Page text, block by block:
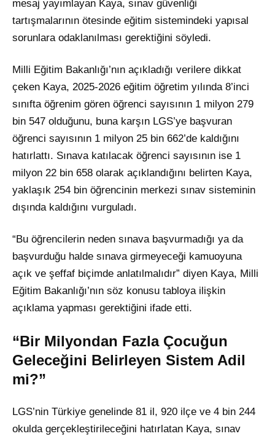
mesaj yayımlayan Kaya, sınav güvenliği
tartışmalarının ötesinde eğitim sistemindeki yapısal
sorunlara odaklanılması gerektiğini söyledi.
Milli Eğitim Bakanlığı’nın açıkladığı verilere dikkat
çeken Kaya, 2025-2026 eğitim öğretim yılında 8’inci
sınıfta öğrenim gören öğrenci sayısının 1 milyon 279
bin 547 olduğunu, buna karşın LGS’ye başvuran
öğrenci sayısının 1 milyon 25 bin 662’de kaldığını
hatırlattı. Sınava katılacak öğrenci sayısının ise 1
milyon 22 bin 658 olarak açıklandığını belirten Kaya,
yaklaşık 254 bin öğrencinin merkezi sınav sisteminin
dışında kaldığını vurguladı.
“Bu öğrencilerin neden sınava başvurmadığı ya da
başvurduğu halde sınava girmeyeceği kamuoyuna
açık ve şeffaf biçimde anlatılmalıdır” diyen Kaya, Milli
Eğitim Bakanlığı’nın söz konusu tabloya ilişkin
açıklama yapması gerektiğini ifade etti.
“Bir Milyondan Fazla Çocuğun
Geleceğini Belirleyen Sistem Adil
mi?”
LGS’nin Türkiye genelinde 81 il, 920 ilçe ve 4 bin 244
okulda gerçekleştirileceğini hatırlatan Kaya, sınav